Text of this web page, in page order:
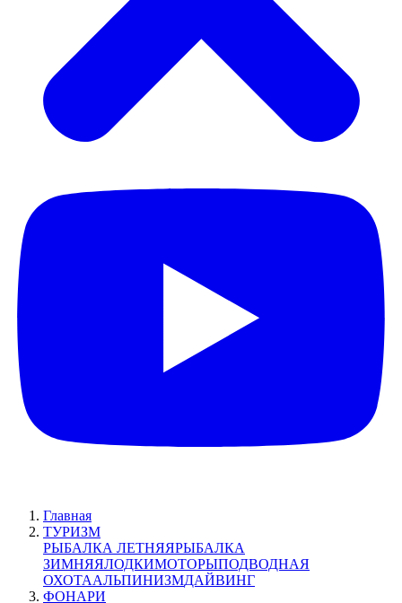
Главная
ТУРИЗМ
РЫБАЛКА ЛЕТНЯЯРЫБАЛКА
ЗИМНЯЯЛОДКИМОТОРЫПОДВОДНАЯ
ОХОТААЛЬПИНИЗМДАЙВИНГ
ФОНАРИ